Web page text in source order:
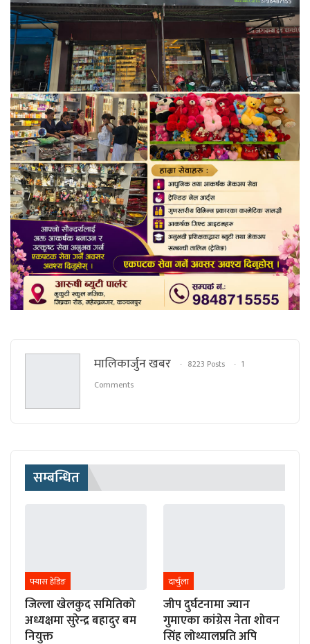
मालिकार्जुन खबर 8223 Posts
1
Comments
सम्बन्धित
फ्यास हेडिङ
जिल्ला खेलकुद समितिको
अध्यक्षमा सुरेन्द्र बहादुर बम
नियुक्त
दार्चुला
जीप दुर्घटनामा ज्यान
गुमाएका कांग्रेस नेता शोवन
सिंह लोथ्यालप्रति अपि